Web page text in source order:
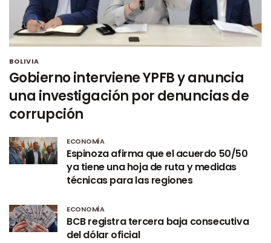
BOLIVIA
Gobierno interviene YPFB y anuncia
una investigación por denuncias de
corrupción
ECONOMÍA
Espinoza afirma que el acuerdo 50/50
ya tiene una hoja de ruta y medidas
técnicas para las regiones
ECONOMÍA
BCB registra tercera baja consecutiva
del dólar oficial